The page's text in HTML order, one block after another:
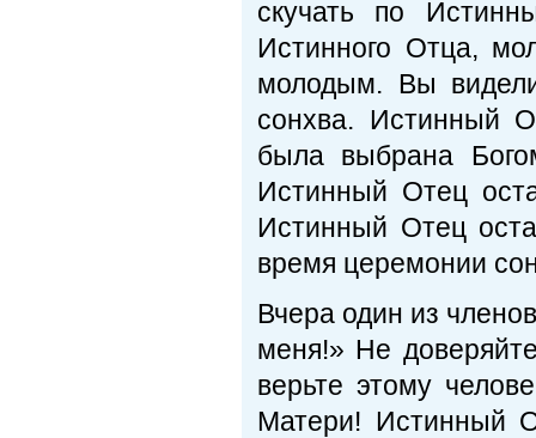
скучать по
Истинного Отца,
молодым. Вы
сонхва. Истинный
была выбрана
Истинный Отец
Истинный Отец
время церемонии
Вчера один из
меня!» Не
верьте этому
Матери! Истинный